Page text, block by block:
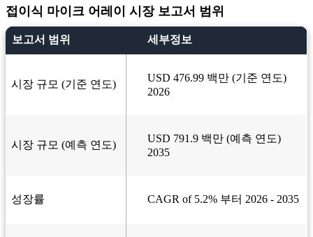
접이식 마이크 어레이 시장 보고서 범위
보고서 범위 세부정보
시장 규모 (기준 연도)
USD 476.99 백만 (기준 연도)
2026
시장 규모 (예측 연도)
USD 791.9 백만 (예측 연도)
2035
성장률 CAGR of 5.2% 부터 2026 - 2035